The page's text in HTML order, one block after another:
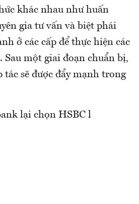
khác nhau như huấn
gia tư vấn và biệt phái
ở các cấp để thực hiện các
Sau một giai đoạn chuẩn bị,
tác sẽ được đẩy mạnh trong
lại chọn HSBC l